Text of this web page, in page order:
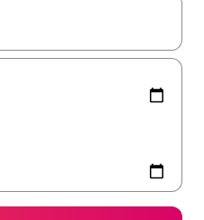
वरच्या आणि खाली बाणांच्या किजसह